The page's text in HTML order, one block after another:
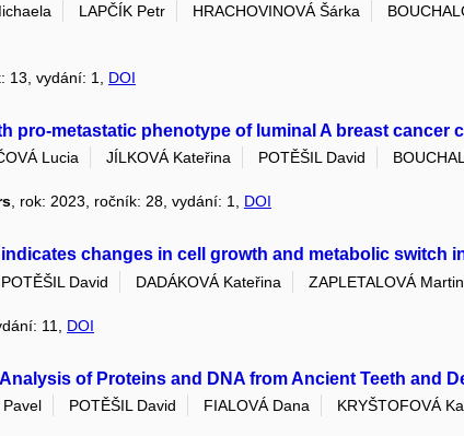
LAPČÍK Petr HRACHOVINOVÁ Šárka
13, vydání: 1, DOI
pro-metastatic phenotype of luminal A breast cancer
Lucia JÍLKOVÁ Kateřina POTĚŠIL David
, rok: 2023, ročník: 28, vydání: 1, DOI
changes in cell growth and metabolic
POTĚŠIL David DADÁKOVÁ Kateřina ZAPLETALOVÁ
11, DOI
of Proteins and DNA from Ancient Teeth and
Pavel POTĚŠIL David FIALOVÁ Dana KRYŠTOFOVÁ